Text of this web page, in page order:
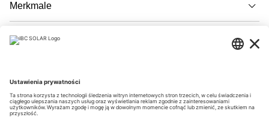
Merkmale
Opis
Downloads